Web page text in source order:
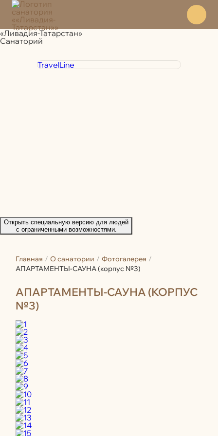
«Ливадия-Татарстан»
Санаторий
+7 800 350 28 30
TravelLine
Открыть специальную версию для людей
с ограниченными возможностями.
Главная О санатории
Фотогалерея
АПАРТАМЕНТЫ-САУНА (корпус №3)
АПАРТАМЕНТЫ-САУНА (КОРПУС
№3)